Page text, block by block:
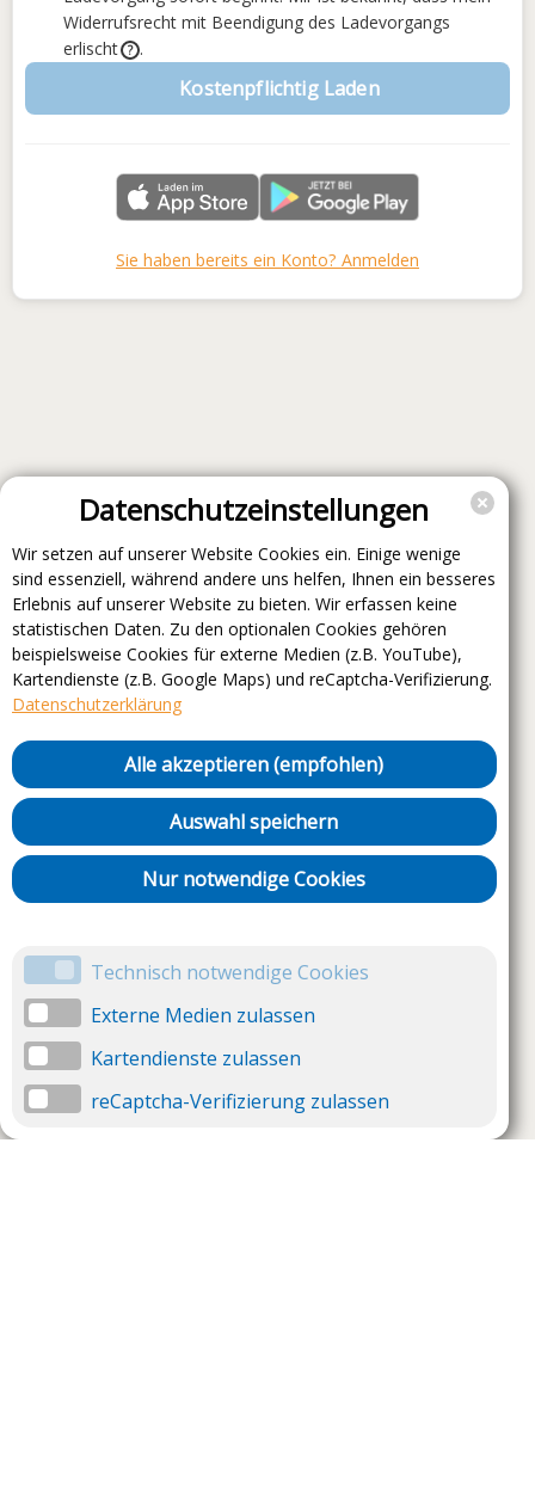
Widerrufsrecht mit Beendigung des Ladevorgangs
erlischt
? .
Kostenpflichtig Laden
Sie haben bereits ein Konto? Anmelden
Datenschutzeinstellungen
Wir setzen auf unserer Website Cookies ein. Einige wenige
sind essenziell, während andere uns helfen, Ihnen ein besseres
Erlebnis auf unserer Website zu bieten. Wir erfassen keine
statistischen Daten. Zu den optionalen Cookies gehören
beispielsweise Cookies für externe Medien (z.B. YouTube),
Kartendienste (z.B. Google Maps) und reCaptcha-Verifizierung.
Datenschutzerklärung
Alle akzeptieren (empfohlen)
Auswahl speichern
Nur notwendige Cookies
Technisch notwendige Cookies
Externe Medien zulassen
Kartendienste zulassen
reCaptcha-Verifizierung zulassen